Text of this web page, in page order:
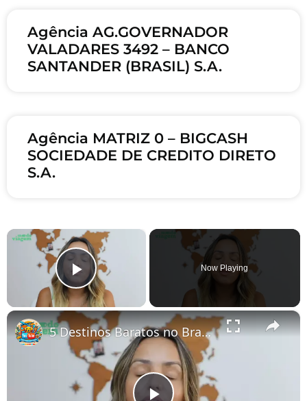
Agência AG.GOVERNADOR
VALADARES 3492 – BANCO
SANTANDER (BRASIL) S.A.
Agência MATRIZ 0 – BIGCASH
SOCIEDADE DE CREDITO DIRETO
S.A.
×
Play Video
Now Playing
×
5 Destinos Baratos no Brasil Para Conhecer e Amar! 🇧🇷✨